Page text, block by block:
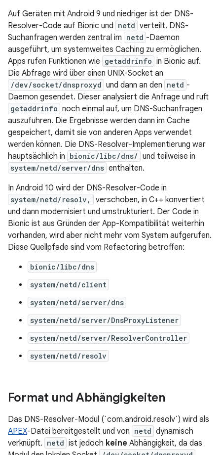
Auf Geräten mit Android 9 und niedriger ist der DNS-
Resolver-Code auf Bionic und netd verteilt. DNS-
Suchanfragen werden zentral im netd -Daemon
ausgeführt, um systemweites Caching zu ermöglichen.
Apps rufen Funktionen wie getaddrinfo in Bionic auf.
Die Abfrage wird über einen UNIX-Socket an
/dev/socket/dnsproxyd und dann an den netd -
Daemon gesendet. Dieser analysiert die Anfrage und ruft
getaddrinfo noch einmal auf, um DNS-Suchanfragen
auszuführen. Die Ergebnisse werden dann im Cache
gespeichert, damit sie von anderen Apps verwendet
werden können. Die DNS-Resolver-Implementierung war
hauptsächlich in bionic/libc/dns/ und teilweise in
system/netd/server/dns enthalten.
In Android 10 wird der DNS-Resolver-Code in
system/netd/resolv,
verschoben, in C++ konvertiert
und dann modernisiert und umstrukturiert. Der Code in
Bionic ist aus Gründen der App-Kompatibilität weiterhin
vorhanden, wird aber nicht mehr vom System aufgerufen.
Diese Quellpfade sind vom Refactoring betroffen:
bionic/libc/dns
system/netd/client
system/netd/server/dns
system/netd/server/DnsProxyListener
system/netd/server/ResolverController
system/netd/resolv
Format und Abhängigkeiten
Das DNS-Resolver-Modul (`com.android.resolv`) wird als
APEX-Datei bereitgestellt und von netd dynamisch
verknüpft. netd ist jedoch keine Abhängigkeit, da das